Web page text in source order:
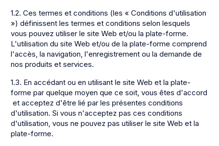
1.2. Ces termes et conditions (les « Conditions d'utilisation
») définissent les termes et conditions selon lesquels
vous pouvez utiliser le site Web et/ou la plate-forme.
L'utilisation du site Web et/ou de la plate-forme comprend
l'accès, la navigation, l'enregistrement ou la demande de
nos produits et services.
1.3. En accédant ou en utilisant le site Web et la plate-
forme par quelque moyen que ce soit, vous êtes d'accord
et acceptez d'être lié par les présentes conditions
d'utilisation. Si vous n'acceptez pas ces conditions
d'utilisation, vous ne pouvez pas utiliser le site Web et la
plate-forme.